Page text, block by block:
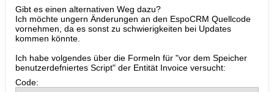
Gibt es einen alternativen Weg dazu?
Ich möchte ungern Änderungen an den EspoCRM Quellcode
vornehmen, da es sonst zu schwierigkeiten bei Updates
kommen könnte.
Ich habe volgendes über die Formeln für "vor dem Speicher
benutzerdefniertes Script" der Entität Invoice versucht:
Code: